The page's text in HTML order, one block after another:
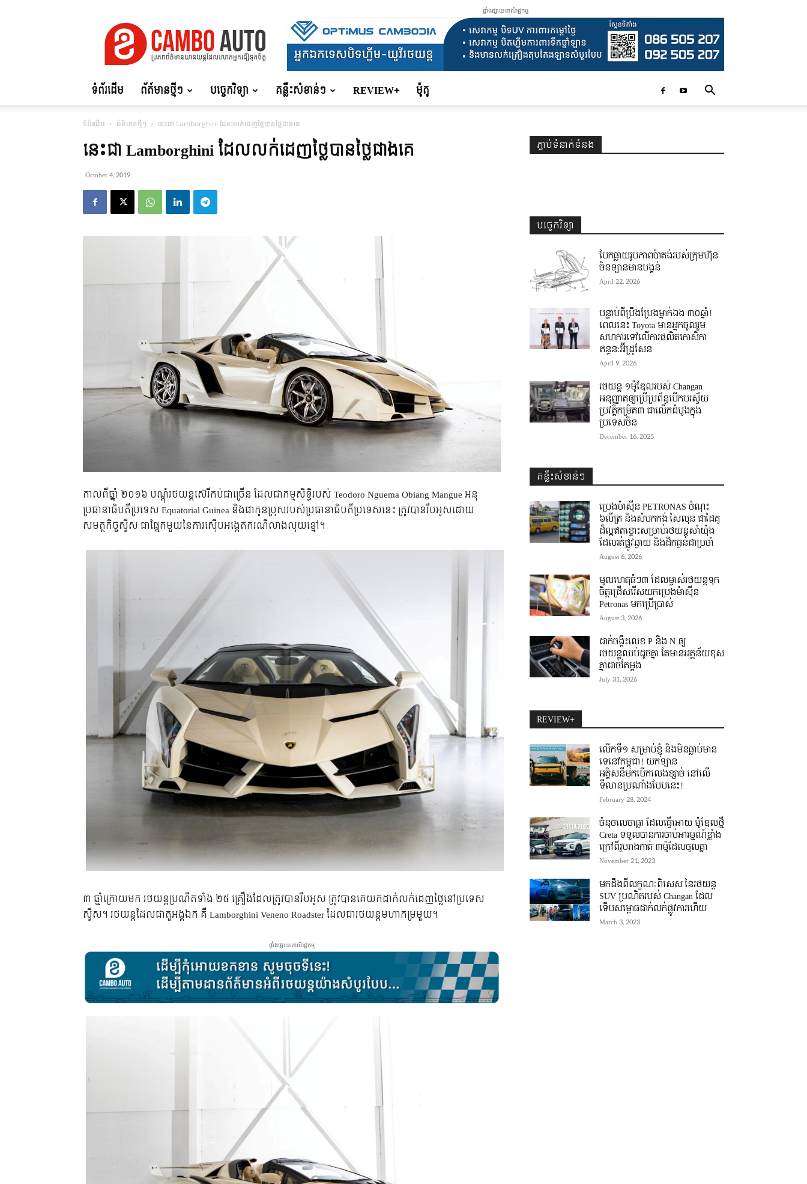
Auto
ផ្ទាំងផ្សាយពាណិជ្ជកម្ម
ទំព័រដើម ព័ត៍មានថ្មីៗ បច្ចេកវិទ្យា គន្លឹះសំខាន់ៗ REVIEW+ ម៉ូតូ
ទំព័រដើម ព័ត៍មានថ្មីៗ នេះជា Lamborghini ដែលលក់ដេញថ្លៃបានថ្លៃជាងគេ
នេះជា Lamborghini ដែលលក់ដេញថ្លៃបានថ្លៃជាងគេ
October 4, 2019
កាល​ពី​ឆ្នាំ ២០១៦ បណ្ដុំ​រថយន្ត​ស៊េរី​កប់​ជា​ច្រើន ដែល​ជា​កម្មសិទ្ធិ​របស់ Teodoro Nguema Obiang Mangue អនុ​
ប្រធានាធិបតី​ប្រទេស​ Equatorial Guinea និង​ជា​កូន​ប្រុស​របស់​ប្រធានាធិបតី​ប្រទេស​នេះ ត្រូវ​បាន​រឹប​អូស​ដោយ​
សមត្ថកិច្ច​ស្វីស ជា​ផ្នែក​មួយ​នៃ​ការ​ស៊ើបអង្កេត​ករណី​លាង​លុយ​ខ្មៅ។
៣ ឆ្នាំ​ក្រោយ​មក រថយន្ត​ប្រណីត​ទាំង ២៥ គ្រឿង​ដែល​ត្រូវ​បាន​រឹប​អូស​ ត្រូវ​បាន​គេ​យក​ដាក់​លក់​ដេញ​ថ្លៃ​នៅ​ប្រទេស​
ស្វីស។ រថយន្ត​ដែល​ជា​តួ​អង្គ​ឯក គឺ Lamborghini Veneno Roadster ដែល​ជា​រថយន្ត​មហា​កម្រ​មួយ។
ផ្ទាំងផ្សាយពាណិជ្ជកម្ម
ភ្ជាប់ទំនាក់ទំនង
បច្ចេកវិទ្យា
បែកធ្លាយរូបភាពប៉ាតង់របស់ក្រុមហ៊ុន
ចិនឡានមានបង្គន់
April 22, 2026
បន្ទាប់ពីប្រឹងប្រែងម្នាក់ឯង ៣០ឆ្នាំ! ​
ពេលនេះ Toyota មានអ្នកចូលរួម
សហការទៅលើការផលិតកោសិកា
ឥន្ធន:អ៊ីដ្រូសែន
April 9, 2026
រថយន្ត ១ម៉ូឌែលរបស់ Changan
អនុញ្ញាតឲ្យប្រើប្រព័ន្ធបើកបរស្វ័យ
ប្រវត្តិកម្រិត៣ ជាលើកដំបូងក្នុង
ប្រទេសចិន
December 16, 2025
គន្លឹះសំខាន់ៗ
ប្រេងម៉ាស៊ីន PETRONAS ចំណុះ
៦លីត្រ និងសំបកកង់ សៃលុន ជាដៃគូ
ដ៏ល្អឥតខ្ចោះសម្រាប់រថយន្តសាំយ៉ុង
ដែលរត់ផ្លូវឆ្ងាយ និងដឹកធ្ងន់ជាប្រចាំ
August 6, 2026
មូលហេតុធំៗ៣ ដែលម្ចាស់រថយន្តទុក
ចិត្តជ្រើសរើសយកប្រេងម៉ាស៊ីន
Petronas មកប្រើប្រាស់
August 3, 2026
ដាក់ចង្កឹះលេខ P និង N ឲ្យ
រថយន្តឈប់ដូចគ្នា តែមានអត្ថន័យខុស
គ្នាដាច់តែម្តង
July 31, 2026
REVIEW+
លើកទី១ សម្រាប់ខ្ញុំ និងមិនធ្លាប់មាន
ទេនៅកម្ពុជា! យកឡាន
អគ្គិសនីមកបើកលេងខ្សាច់ នៅលើ
ទីលានប្រណាំងបែបនេះ!
February 28, 2024
ចំនុចលេចធ្លោ ដែលធ្វើអោយ ម៉ូឌែលថ្មី
Creta ទទួលបានការចាប់អារម្មណ៍ខ្លាំង
ក្រៅពីរូបរាងកាត់ ៣ម៉ូដែលចូលគ្នា
November 21, 2023
មកដឹងពីលក្ខណៈពិសេស នៃរថយន្ត
SUV ប្រណិតរបស់ Changan ដែល
ទើបសម្ភោធដាក់លក់ផ្លូវការហើយ
March 3, 2023